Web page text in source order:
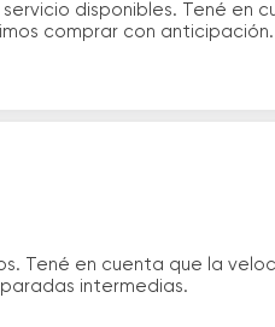
disponibles. Tené en
comprar con anticipación.
Tené en cuenta que la
intermedias.